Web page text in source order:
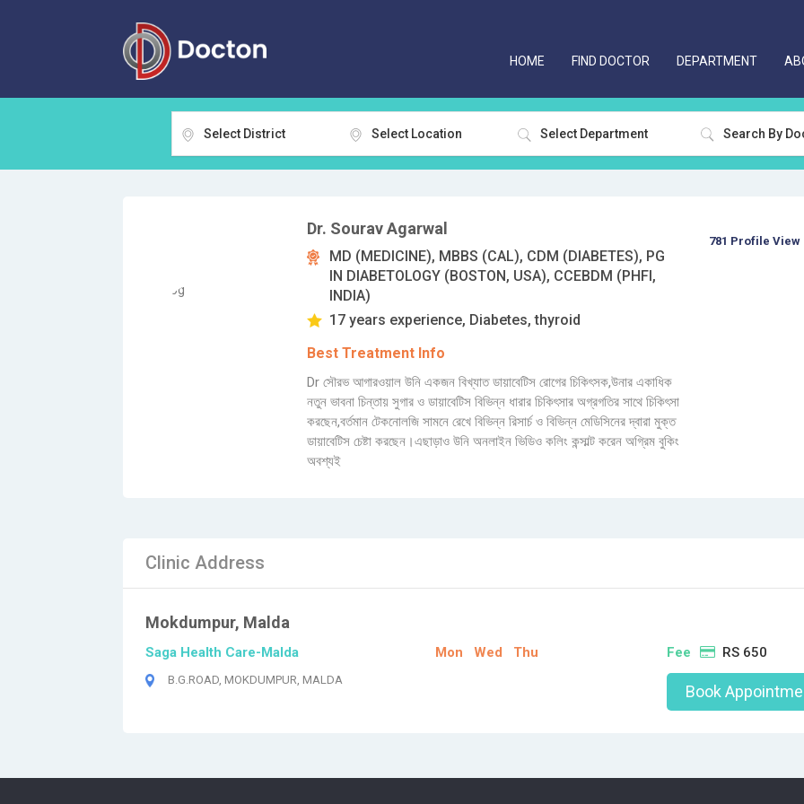
HOME FIND DOCTOR DEPARTMENT
Select District Select Location Select Department
Dr. Sourav Agarwal
MD (MEDICINE), MBBS (CAL), CDM (DIABETES), PG
IN DIABETOLOGY (BOSTON, USA), CCEBDM (PHFI,
INDIA)
17 years experience, Diabetes, thyroid
Best Treatment Info
Dr সৌরভ আগারওয়াল উনি একজন বিখ্যাত ডায়াবেটিস রোগের চিকিৎসক,উনার একাধিক
নতুন ভাবনা চিন্তায় সুগার ও ডায়াবেটিস বিভিন্ন ধারার চিকিৎসার অগ্রগতির সাথে চিকিৎসা
করছেন,বর্তমান টেকনোলজি সামনে রেখে বিভিন্ন রিসার্চ ও বিভিন্ন মেডিসিনের দ্বারা মুক্ত
ডায়াবেটিস চেষ্টা করছেন।এছাড়াও উনি অনলাইন ভিডিও কলিং কন্সাল্ট করেন অগ্রিম বুকিং
অবশ্যই
781 Profile View
Clinic Address
Mokdumpur, Malda
Saga Health Care-Malda
B.G.ROAD, MOKDUMPUR, MALDA
Mon Wed Thu Fee RS 650
Book